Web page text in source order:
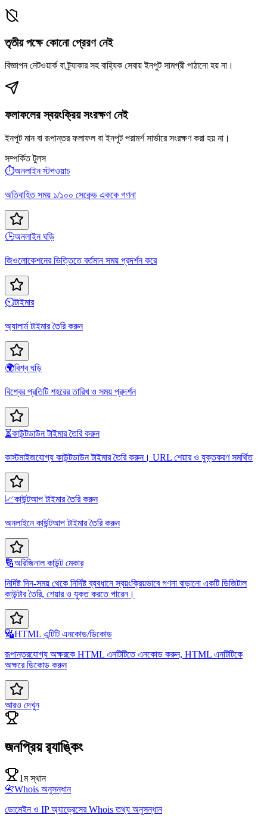
তৃতীয় পক্ষে কোনো প্রেরণ নেই
বিজ্ঞাপন নেটওয়ার্ক বা ট্র্যাকার সহ বাহ্যিক সেবায় ইনপুট সামগ্রী পাঠানো হয় না।
ফলাফলের স্বয়ংক্রিয় সংরক্ষণ নেই
ইনপুট মান বা রূপান্তর ফলাফল বা ইনপুট পরামর্শ সার্ভারে সংরক্ষণ করা হয় না।
সম্পর্কিত টুলস
⏱️অনলাইন স্টপওয়াচ
অতিবাহিত সময় ১/১০০ সেকেন্ড এককে গণনা
🕒অনলাইন ঘড়ি
জিওলোকেশনের ভিত্তিতে বর্তমান সময় প্রদর্শন করে
⏲️টাইমার
অ্যালার্ম টাইমার তৈরি করুন
🌍বিশ্ব ঘড়ি
বিশ্বের প্রতিটি শহরের তারিখ ও সময় প্রদর্শন
⏳কাউন্টডাউন টাইমার তৈরি করুন
কাস্টমাইজযোগ্য কাউন্টডাউন টাইমার তৈরি করুন। URL শেয়ার ও যুক্তকরণ সমর্থিত
📈কাউন্টআপ টাইমার তৈরি করুন
অনলাইনে কাউন্টআপ টাইমার তৈরি করুন
🔢অরিজিনাল কাউন্ট মেকার
নির্দিষ্ট দিন-সময় থেকে নির্দিষ্ট ব্যবধানে স্বয়ংক্রিয়ভাবে গণনা বাড়ানো একটি ডিজিটাল
কাউন্টার তৈরি, শেয়ার ও যুক্ত করতে পারেন।
🔣HTML এন্টিটি এনকোড/ডিকোড
রূপান্তরযোগ্য অক্ষরকে HTML এনটিটিতে এনকোড করুন, HTML এনটিটিকে
অক্ষরে ডিকোড করুন
আরও দেখুন
জনপ্রিয় র‍্যাঙ্কিং
1ম স্থান
📇Whois অনুসন্ধান
ডোমেইন ও IP অ্যাড্রেসের Whois তথ্য অনুসন্ধান